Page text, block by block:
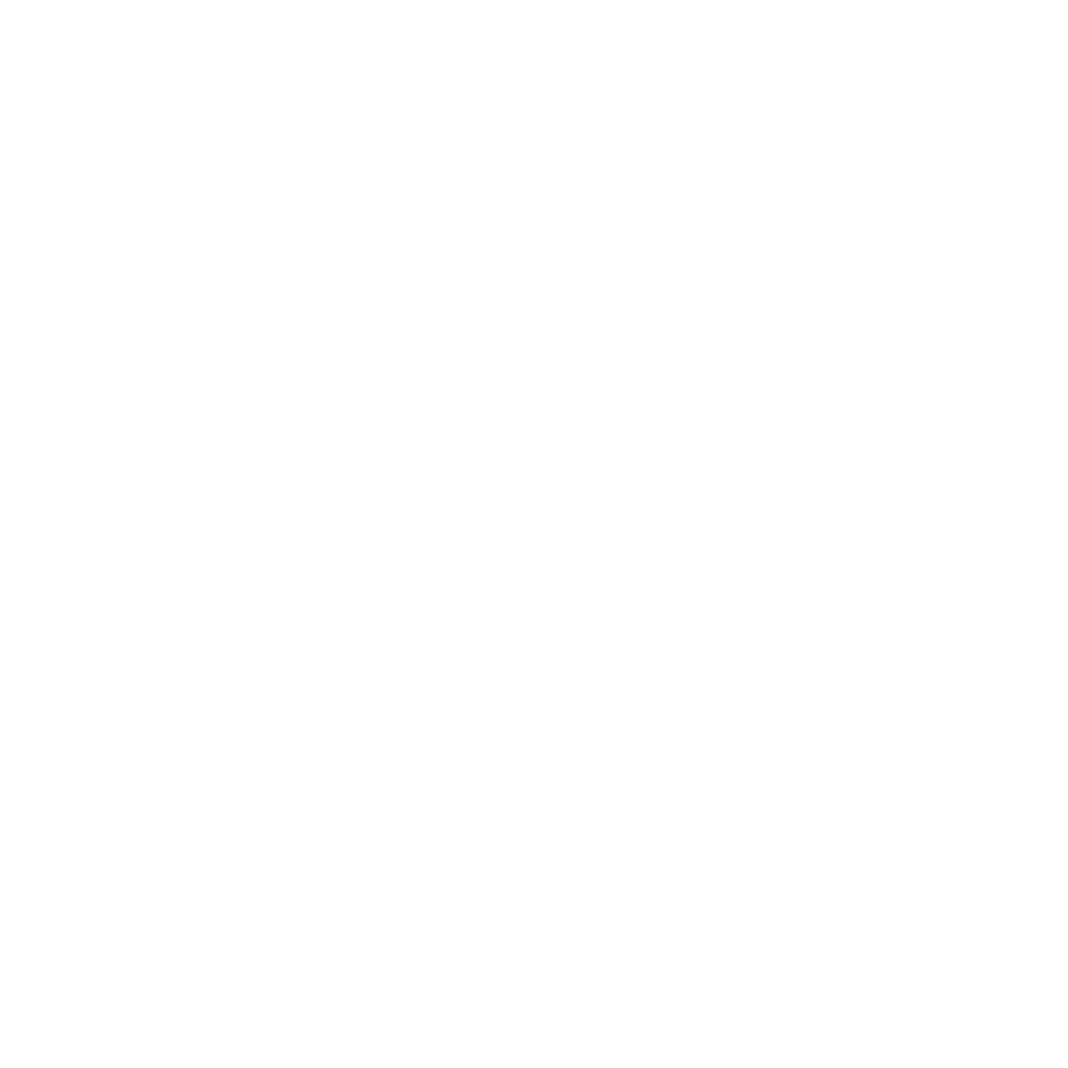
za poplatek.
Kreditní karty: JCB, American Express, Euro/MasterCard, Visa a Diners Club.
minibarem (za poplatek) a sejfem (případně za poplatek) a také centrálně řízenou klimatizací.
minibarem (za poplatek) a sejfem (případně za poplatek) a také centrálně řízenou klimatizací.
minibarem (za poplatek) a sejfem (případně za poplatek) a také centrálně řízenou klimatizací.